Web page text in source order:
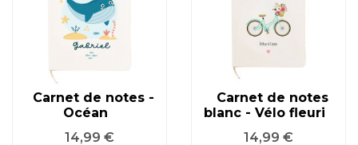
Carnet de notes -
Océan
Prix
14,99 €
Carnet de notes
blanc - Vélo fleuri
Prix
14,99 €